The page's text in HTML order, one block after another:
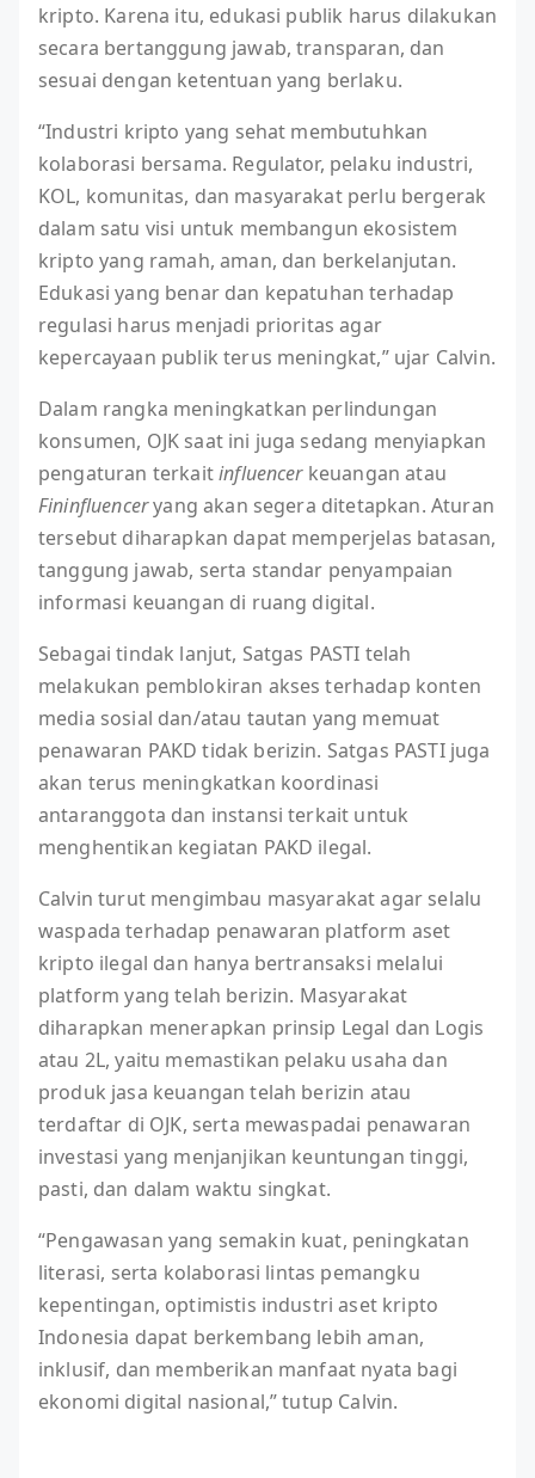
kripto. Karena itu, edukasi publik harus dilakukan
secara bertanggung jawab, transparan, dan
sesuai dengan ketentuan yang berlaku.
“Industri kripto yang sehat membutuhkan
kolaborasi bersama. Regulator, pelaku industri,
KOL, komunitas, dan masyarakat perlu bergerak
dalam satu visi untuk membangun ekosistem
kripto yang ramah, aman, dan berkelanjutan.
Edukasi yang benar dan kepatuhan terhadap
regulasi harus menjadi prioritas agar
kepercayaan publik terus meningkat,” ujar Calvin.
Dalam rangka meningkatkan perlindungan
konsumen, OJK saat ini juga sedang menyiapkan
pengaturan terkaitinfluencer keuangan atau
Fininfluenceryang akan segera ditetapkan. Aturan
tersebut diharapkan dapat memperjelas batasan,
tanggung jawab, serta standar penyampaian
informasi keuangan di ruang digital.
Sebagai tindak lanjut, Satgas PASTI telah
melakukan pemblokiran akses terhadap konten
media sosial dan/atau tautan yang memuat
penawaran PAKD tidak berizin. Satgas PASTI juga
akan terus meningkatkan koordinasi
antaranggota dan instansi terkait untuk
menghentikan kegiatan PAKD ilegal.
Calvin turut mengimbau masyarakat agar selalu
waspada terhadap penawaran platform aset
kripto ilegal dan hanya bertransaksi melalui
platform yang telah berizin. Masyarakat
diharapkan menerapkan prinsip Legal dan Logis
atau 2L, yaitu memastikan pelaku usaha dan
produk jasa keuangan telah berizin atau
terdaftar di OJK, serta mewaspadai penawaran
investasi yang menjanjikan keuntungan tinggi,
pasti, dan dalam waktu singkat.
“Pengawasan yang semakin kuat, peningkatan
literasi, serta kolaborasi lintas pemangku
kepentingan, optimistis industri aset kripto
Indonesia dapat berkembang lebih aman,
inklusif, dan memberikan manfaat nyata bagi
ekonomi digital nasional,” tutup Calvin.